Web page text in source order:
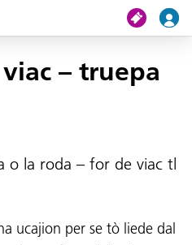
– truepa
o la roda – for de viac tl
ucajion per se tò liede dal